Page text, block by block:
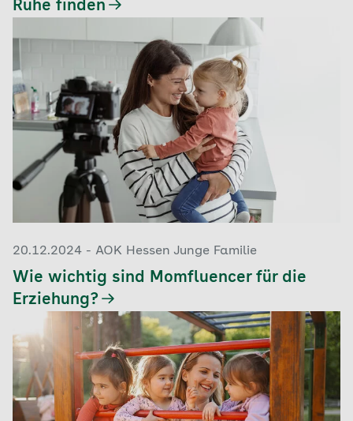
Ruhe finden
20.12.2024 - AOK Hessen Junge Familie
Wie wichtig sind Momfluencer für die
Erziehung?